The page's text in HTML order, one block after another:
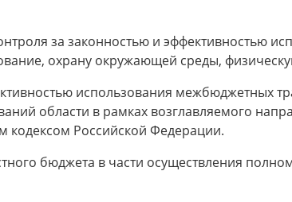
за законностью и эффективностью
охрану окружающей среды,
использования межбюджетных
области в рамках возглавляемого
кодексом Российской Федерации.
бюджета в части осуществления